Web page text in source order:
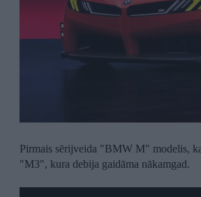
Pirmais sērijveida "BMW M" modelis,
"M3", kura debija gaidāma nākamgad.